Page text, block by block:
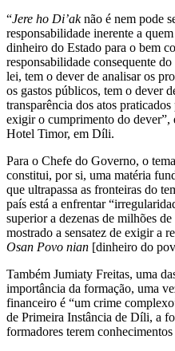
“Jere ho Di’aknão é nem pode
responsabilidade inerente a
dinheiro do Estado para o bem
responsabilidade consequente
lei, tem o dever de analisar os
os gastos públicos, tem o dever
transparência dos atos
exigir o cumprimento do
Hotel Timor, em Díli.
Para o Chefe do Governo, o tema
constitui, por si, uma matéria
que ultrapassa as fronteiras do
país está a enfrentar
superior a dezenas de milhões
mostrado a sensatez de exigir a
Osan Povo nian [dinheiro do
Também Jumiaty Freitas, uma
importância da formação, uma
financeiro é “um crime
de Primeira Instância de Díli, a
formadores terem